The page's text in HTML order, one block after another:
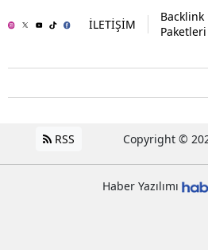
İLETİŞİM
Backlink
Paketleri
RSS Copyright ©
Haber Yazılımı